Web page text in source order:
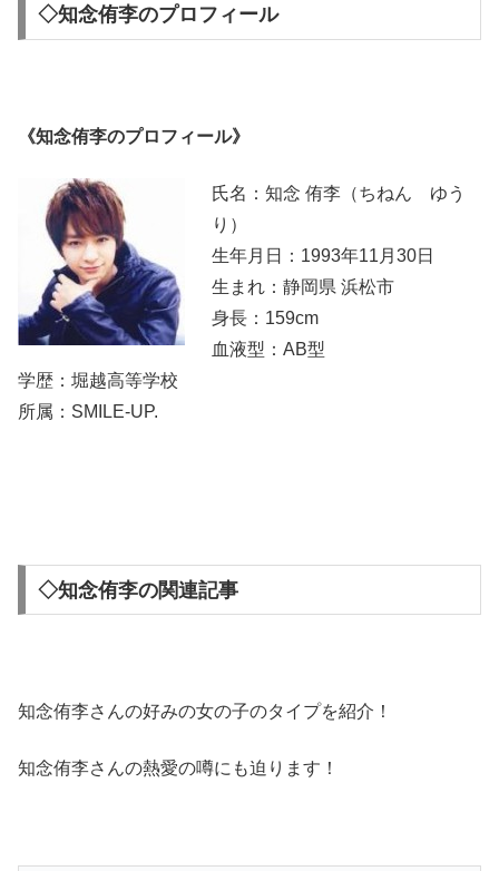
◇知念侑李のプロフィール
《知念侑李のプロフィール》
氏名：知念 侑李（ちねん ゆう
り）
生年月日：1993年11月30日
生まれ：静岡県 浜松市
身長：159cm
血液型：AB型
学歴：堀越高等学校
所属：SMILE-UP.
◇知念侑李の関連記事
知念侑李さんの好みの女の子のタイプを紹介！
知念侑李さんの熱愛の噂にも迫ります！